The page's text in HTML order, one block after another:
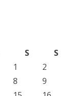
S
S
1
2
8
9